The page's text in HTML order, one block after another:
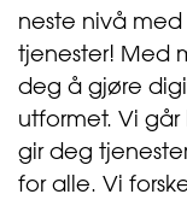
neste nivå
tjenester! Med
deg å gjøre
utformet. Vi
gir deg
for alle. Vi